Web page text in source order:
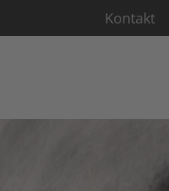
Kontakt